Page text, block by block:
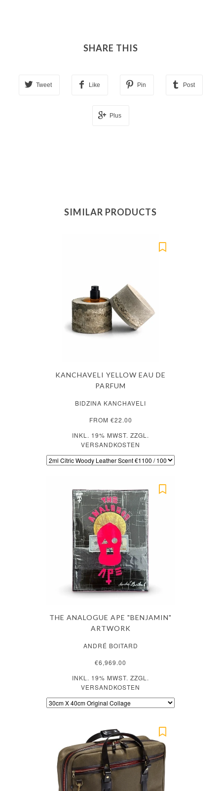
SHARE THIS
Tweet Like Pin Post
Plus
SIMILAR PRODUCTS
KANCHAVELI YELLOW EAU DE
PARFUM
BIDZINA KANCHAVELI
FROM €22.00
INKL. 19% MWST. ZZGL.
VERSANDKOSTEN
THE ANALOGUE APE "BENJAMIN"
ARTWORK
ANDRÉ BOITARD
€6,969.00
INKL. 19% MWST. ZZGL.
VERSANDKOSTEN